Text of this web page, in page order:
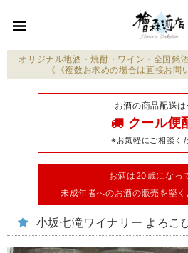
オリジナル地酒・焼酎・ワイン・全国
《《複数お求めの場合は直接お問
お酒の商品配送
クール便
※お気軽にご相談く
お酒は20歳になっ
未成年者へのお酒の販売を堅
小坂七滝ワイナリー よろこ